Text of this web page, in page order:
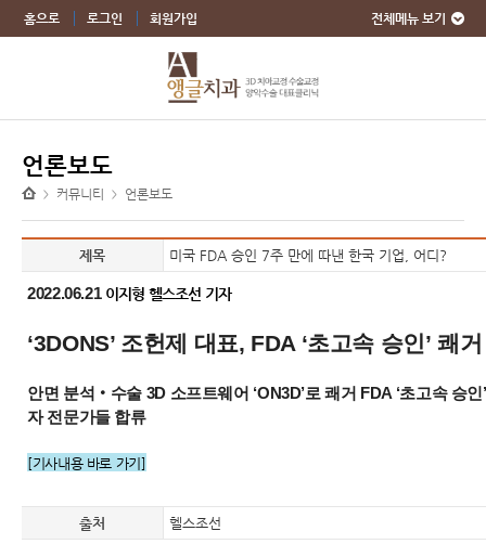
홈으로 로그인 회원가입 전체메뉴 보기
언론보도
> 커뮤니티 > 언론보도
제목 미국 FDA 승인 7주 만에 따낸 한국 기업, 어디?
2022.06.21 이지형 헬스조선 기자
‘3DONS’ 조헌제 대표, FDA ‘초고속 승인’ 쾌거
안면 분석‧수술 3D 소프트웨어 ‘ON3D’로 쾌거 FDA ‘초고속 승
자 전문가들 합류
[기사내용 바로 가기]
출처 헬스조선